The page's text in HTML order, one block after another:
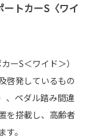
ートカーS〈ワイ
ーS＜ワイド＞）
啓発しているもの
、ペダル踏み間違
を搭載し、高齢者
。